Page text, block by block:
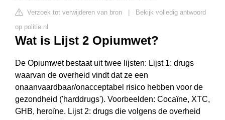
Verzoek tot verwijderen van bron
Bekijk volledig antwoord
op politie.nl
Wat is Lijst 2 Opiumwet?
De Opiumwet bestaat uit twee lijsten: Lijst 1: drugs
waarvan de overheid vindt dat ze een
onaanvaardbaar/onacceptabel risico hebben voor de
gezondheid ('harddrugs'). Voorbeelden: Cocaïne, XTC,
GHB, heroïne. Lijst 2: drugs die volgens de overheid